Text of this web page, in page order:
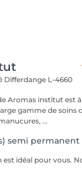
Differdange L-4660
Aromas institut est
gamme de soins
...
semi permanent